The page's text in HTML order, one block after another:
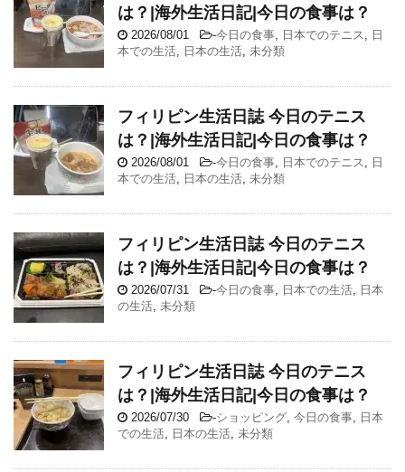
は？|海外生活日記|今日の食事は？
2026/08/01 -今日の食事 日本でのテニス
日
本での生活
日本の生活 未分類
フィリピン生活日誌 今日のテニス
は？|海外生活日記|今日の食事は？
2026/08/01 -今日の食事 日本でのテニス
日
本での生活
日本の生活 未分類
フィリピン生活日誌 今日のテニス
は？|海外生活日記|今日の食事は？
2026/07/31 -今日の食事 日本での生活
日本
の生活 未分類
フィリピン生活日誌 今日のテニス
は？|海外生活日記|今日の食事は？
2026/07/30 -ショッピング 今日の食事
日本
での生活
日本の生活 未分類